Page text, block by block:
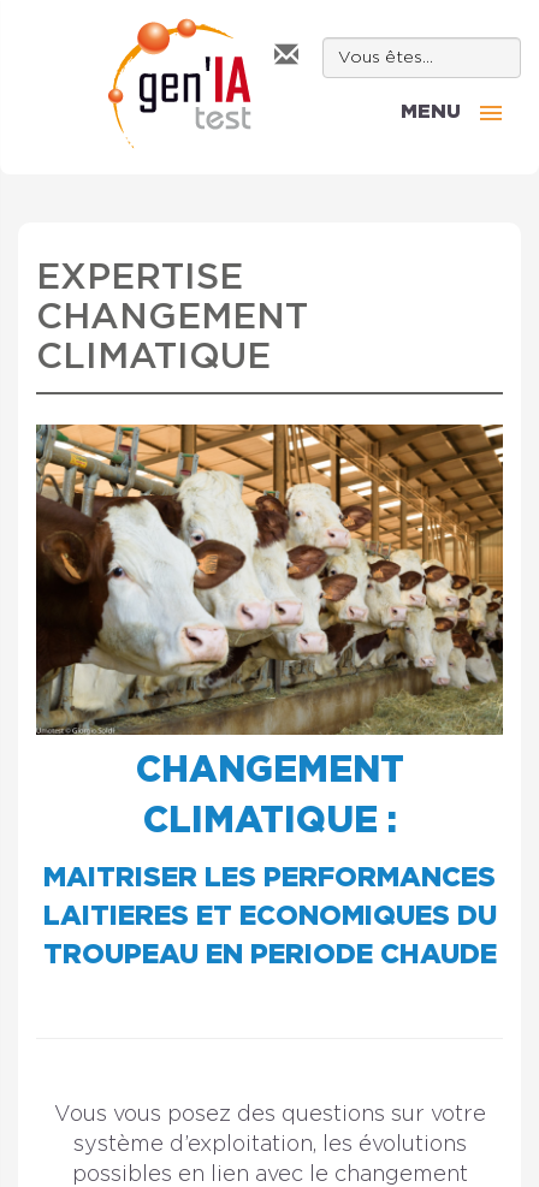
MENU
EXPERTISE
CHANGEMENT
CLIMATIQUE
CHANGEMENT
CLIMATIQUE :
MAITRISER LES PERFORMANCES
LAITIERES ET ECONOMIQUES DU
TROUPEAU EN PERIODE CHAUDE
Vous vous posez des questions sur votre
système d’exploitation, les évolutions
possibles en lien avec le changement